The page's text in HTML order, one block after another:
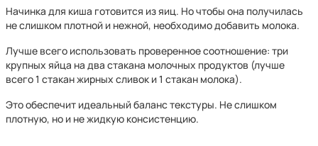
Начинка для киша готовится из яиц. Но чтобы она получилась
не слишком плотной и нежной, необходимо добавить молока.
Лучше всего использовать проверенное соотношение: три
крупных яйца на два стакана молочных продуктов (лучше
всего 1 стакан жирных сливок и 1 стакан молока).
Это обеспечит идеальный баланс текстуры. Не слишком
плотную, но и не жидкую консистенцию.